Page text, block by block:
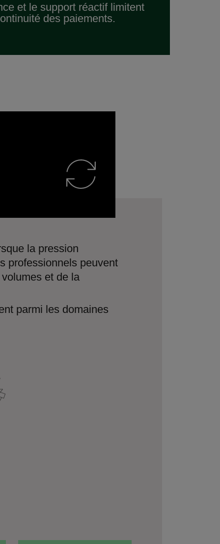
et le support réactif limitent
des paiements.
la pression
professionnels peuvent
et de la
parmi les domaines